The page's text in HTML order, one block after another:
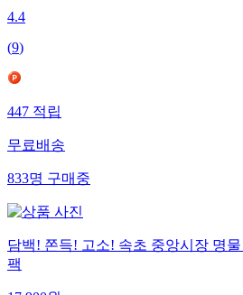
4.4
(9)
447적립
무료배송
833명구매중
담백! 쫀득! 고소! 속초 중앙시장 명
팩